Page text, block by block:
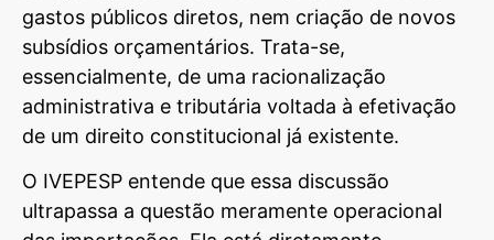
gastos públicos diretos, nem criação de novos
subsídios orçamentários. Trata-se,
essencialmente, de uma racionalização
administrativa e tributária voltada à efetivação
de um direito constitucional já existente.
O IVEPESP entende que essa discussão
ultrapassa a questão meramente operacional